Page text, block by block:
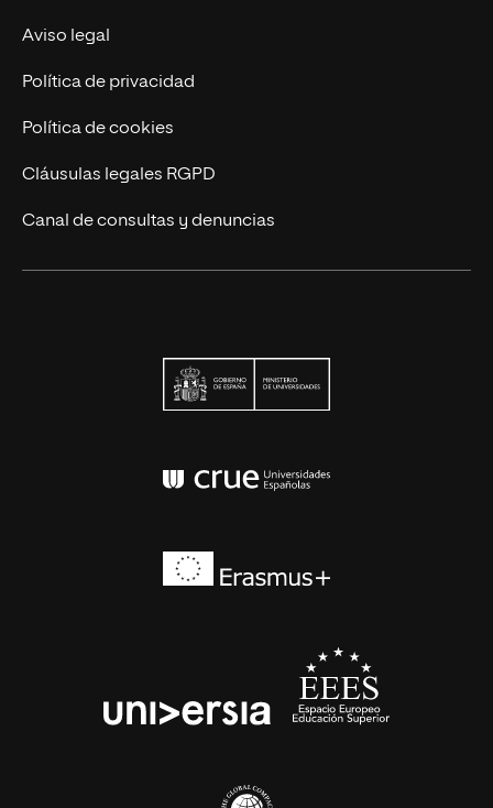
Actualidad UNIR
Contáctanos
Aviso legal
Política de privacidad
Política de cookies
Cláusulas legales RGPD
Canal de consultas y denuncias